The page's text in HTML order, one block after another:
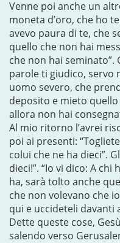
Venne poi anche un
moneta d’oro, che ho
avevo paura di te, che
quello che non hai
che non hai seminato”.
parole ti giudico, servo
uomo severo, che
deposito e mieto
allora non hai
Al mio ritorno l’avrei
poi ai presenti:
colui che ne ha dieci”.
dieci!”. “Io vi dico: A
ha, sarà tolto anche
che non volevano che
qui e uccideteli davanti
Dette queste cose,
salendo verso